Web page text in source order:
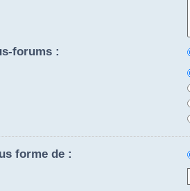
forums :
forme de :